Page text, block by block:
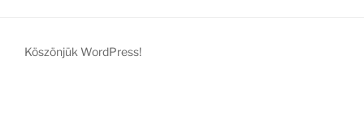
Köszönjük WordPress!